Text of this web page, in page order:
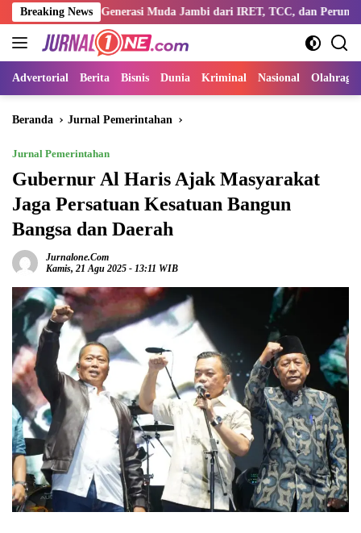
Langsung
ke
konten
Breaking News
Generasi Muda Jambi dari IRET, TCC, dan Perundungan
Advertorial Berita Bisnis Dunia Kriminal Nasional Olahraga
Beranda Jurnal Pemerintahan
Jurnal Pemerintahan
Gubernur Al Haris Ajak Masyarakat
Jaga Persatuan Kesatuan Bangun
Bangsa dan Daerah
Jurnalone.com
Kamis, 21 Agu 2025 - 13:11 WIB